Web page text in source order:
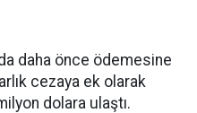
daha önce ödemesine
cezaya ek olarak
dolara ulaştı.